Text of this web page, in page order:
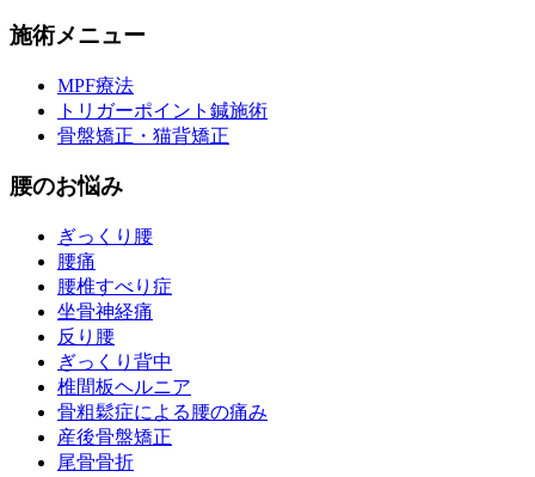
施術メニュー
MPF療法
トリガーポイント鍼施術
骨盤矯正・猫背矯正
腰のお悩み
ぎっくり腰
腰痛
腰椎すべり症
坐骨神経痛
反り腰
ぎっくり背中
椎間板ヘルニア
骨粗鬆症による腰の痛み
産後骨盤矯正
尾骨骨折